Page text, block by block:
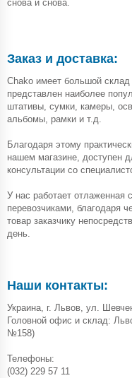
снова и снова.
Заказ и доставка:
Chako имеет большой
представлен наиболее
штативы, сумки, камеры,
альбомы, рамки и т.д.
Благодаря этому
нашем магазине, доступен
консультации со
У нас работает отлаженная
перевозчиками, благодаря
товар заказчику
день.
Наши контакты:
Украина, г. Львов, ул.
Головной офис и склад:
№158)
Телефоны:
(032) 229 57 11